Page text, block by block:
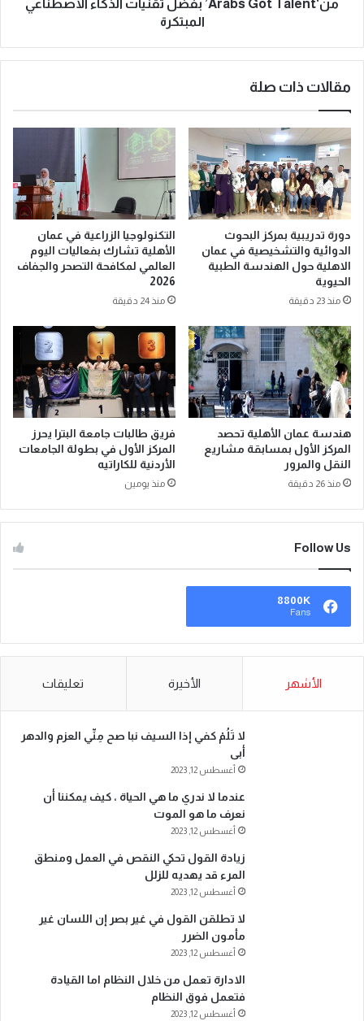
من‘Arabs Got Talent’ بفضل تقنيات الذكاء الاصطناعي
المبتكرة
مقالات ذات صلة
دورة تدريبية بمركز البحوث
الدوائية والتشخيصية في عمان
الاهلية حول الهندسة الطبية
الحيوية
منذ 23 دقيقة
التكنولوجيا الزراعية في عمان
الأهلية تشارك بفعاليات اليوم
العالمي لمكافحة التصحر والجفاف
2026
منذ 24 دقيقة
هندسة عمان الأهلية تحصد
المركز الأول بمسابقة مشاريع
النقل والمرور
منذ 26 دقيقة
فريق طالبات جامعة البترا يحرز
المركز الأول في بطولة الجامعات
الأردنية للكاراتيه
منذ يومين
Follow Us
8800K
Fans
الأشهر الأخيرة تعليقات
لا تَلُمْ كفي إذا السيف نبا صح مِنِّي العزم والدهر
أبى
أغسطس 12, 2023
عندما لا ندري ما هي الحياة ، كيف يمكننا أن
نعرف ما هو الموت
أغسطس 12, 2023
زيادة القول تحكي النقص في العمل ومنطق
المرء قد يهديه للزلل
أغسطس 12, 2023
لا تطلقن القول في غير بصر إن اللسان غير
مأمون الضرر
أغسطس 12, 2023
الادارة تعمل من خلال النظام اما القيادة
فتعمل فوق النظام
أغسطس 12, 2023